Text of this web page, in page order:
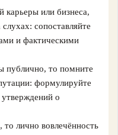
карьеры или бизнеса,
сопоставляйте
и фактическими
публично, то помните
формулируйте
о
лично вовлечённость